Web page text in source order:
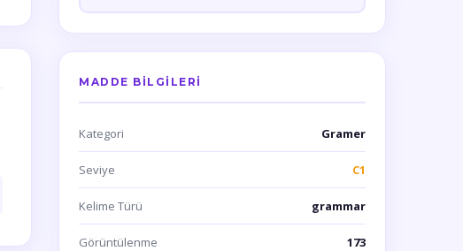
MADDE BILGILERI
Kategori Gramer
Seviye C1
Kelime Türü grammar
Görüntülenme 173